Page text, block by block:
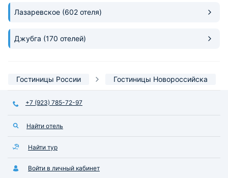
Лазаревское (602 отеля)
Джубга (170 отелей)
Гостиницы России Гостиницы Новороссийска
+7 (923) 785-72-97
Найти отель
Найти тур
Войти в личный кабинет